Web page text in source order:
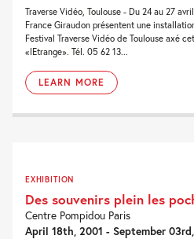
Traverse Vidéo, Toulouse - Du 24 au 27
France Giraudon présentent une
Festival Traverse Vidéo de Toulouse axé
«lEtrange». Tél. 05 62 13...
LEARN MORE
EXHIBITION
Des souvenirs plein les
Centre Pompidou Paris
April 18th, 2001 - September